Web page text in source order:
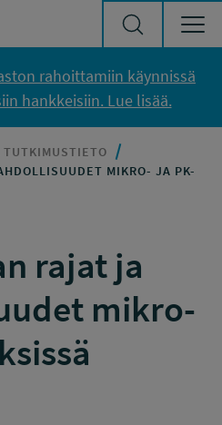
rahoittamiin käynnissä
hankkeisiin. Lue lisää.
MIKRO- JA PK-
rajat ja
mikro-